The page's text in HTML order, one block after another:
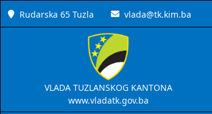
Rudarska 65 Tuzla vlada@tk.kim.ba
VLADA TUZLANSKOG KANTONA
www.vladatk.gov.ba